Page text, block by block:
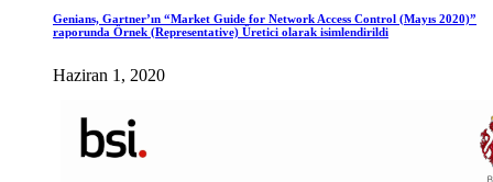
Genians, Gartner’ın “Market Guide for Network Access Control (Mayıs 2020)”
raporunda Örnek (Representative) Üretici olarak isimlendirildi
Haziran 1, 2020